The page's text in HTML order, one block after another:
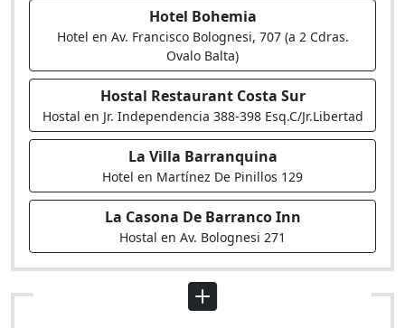
Hotel Bohemia
Hotel en Av. Francisco Bolognesi, 707 (a 2 Cdras.
Ovalo Balta)
Hostal Restaurant Costa Sur
Hostal en Jr. Independencia 388-398 Esq.C/Jr.Libertad
La Villa Barranquina
Hotel en Martínez De Pinillos 129
La Casona De Barranco Inn
Hostal en Av. Bolognesi 271